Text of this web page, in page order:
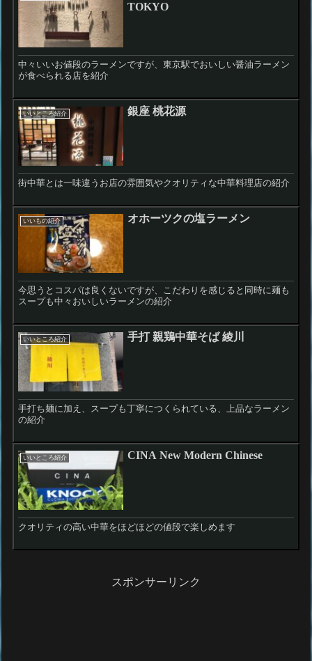
TOKYO
中々いいお値段のラーメンですが、東京駅でおいしい醤油ラーメン
が食べられる店を紹介
いいところ紹介 銀座 桃花源
街中華とは一味違うお店の雰囲気やクオリティな中華料理店の紹介
いいもの紹介 オホーツクの塩ラーメン
今思うとコスパは良くないですが、こだわりを感じると同時に麺も
スープも中々おいしいラーメンの紹介
いいところ紹介 手打 親鶏中華そば 綾川
手打ち麺に加え、スープも丁寧につくられている、上品なラーメン
の紹介
いいところ紹介 CINA New Modern Chinese
クオリティの高い中華をほどほどの値段で楽しめます
スポンサーリンク